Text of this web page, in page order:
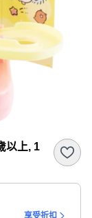
以上, 1
享受折扣